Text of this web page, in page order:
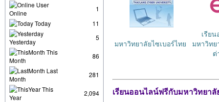
User
Online
1
Today
11
Yesterday
5
This
Month
86
Last
Month
281
This
Year
2,094
มหาวิทยาลัยไซเบอร์ไทย
เรีย
มหาวิทย
ต่
เรียนออนไลน์ฟรีกับมหาวิทยา